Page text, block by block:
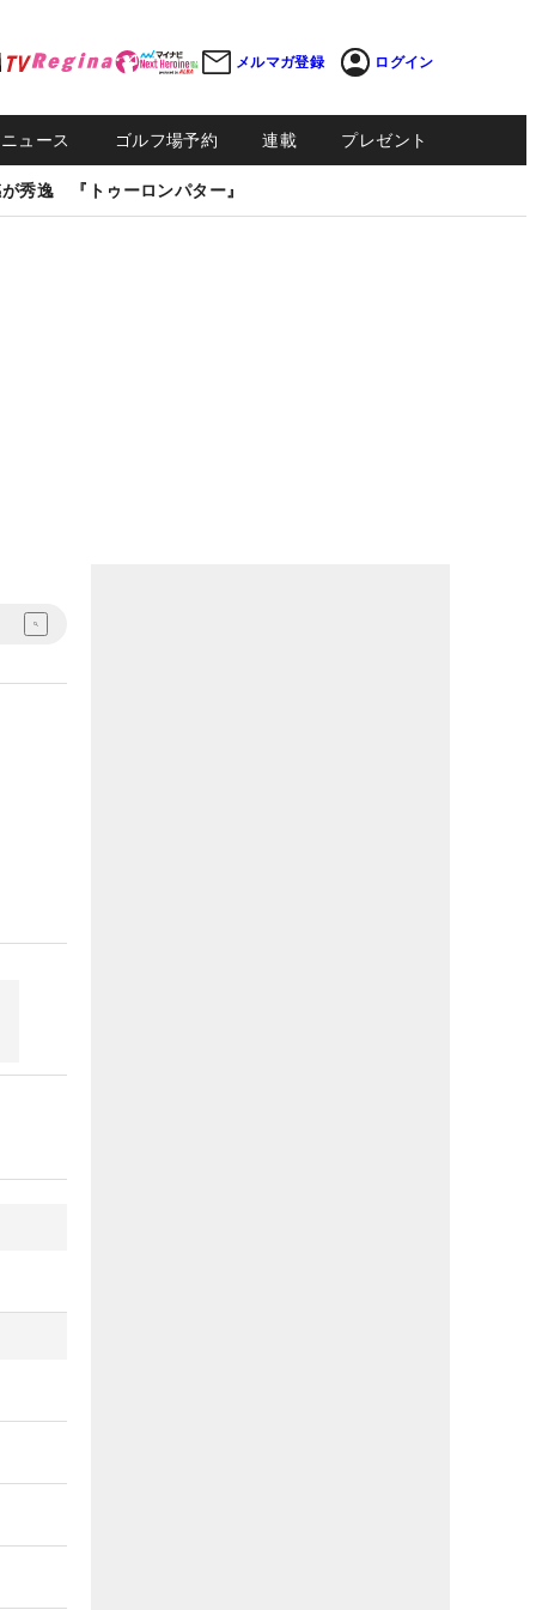
メルマガ登録 ログイン
ュース ゴルフ場予約 連載 プレゼント
秀逸 『トゥーロンパター』